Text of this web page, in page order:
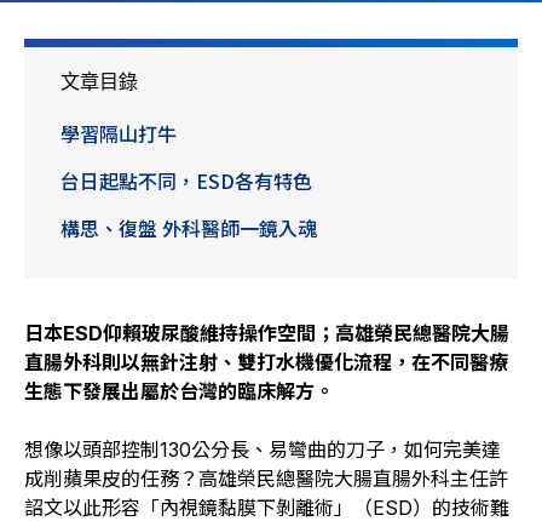
文章目錄
學習隔山打牛
台日起點不同，ESD各有特色
構思、復盤 外科醫師一鏡入魂
日本ESD仰賴玻尿酸維持操作空間；高雄榮民總醫院大腸
直腸外科則以無針注射、雙打水機優化流程，在不同醫療
生態下發展出屬於台灣的臨床解方。
想像以頭部控制130公分長、易彎曲的刀子，如何完美達
成削蘋果皮的任務？高雄榮民總醫院大腸直腸外科主任許
詔文以此形容「內視鏡黏膜下剝離術」（ESD）的技術難